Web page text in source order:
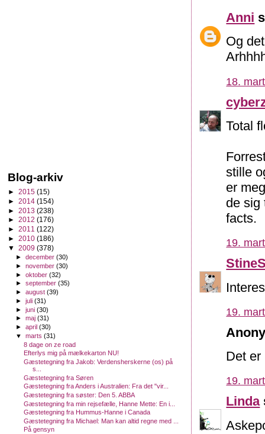
Anni
Og
18.
Total
stille
er
de sig
facts.
19.
19.
Det er
19.
Linda
Blog-arkiv
► 2015 (15)
► 2014 (154)
► 2013 (238)
► 2012 (176)
► 2011 (122)
► 2010 (186)
▼ 2009 (378)
►december(30)
►november(30)
►oktober(32)
►september(35)
►august(39)
►juli(31)
►juni(30)
►maj(31)
►april(30)
▼marts(31)
8 dage on ze road
Efterlys mig på mælkekarton NU!
Gæstetegning fra Jakob: Verdensherskerne (os) på
s...
Gæstetegning fra Søren
Gæstetegning fra Anders i Australien: Fra det "vir...
Gæstetegning fra søster: Den 5. ABBA
Gæstetegning fra min rejsefælle, Hanne Mette: En i...
Gæstetegning fra Hummus-Hanne i Canada
Gæstetegning fra Michael: Man kan altid regne med ...
På gensyn